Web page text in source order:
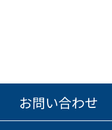
お問い合わせ